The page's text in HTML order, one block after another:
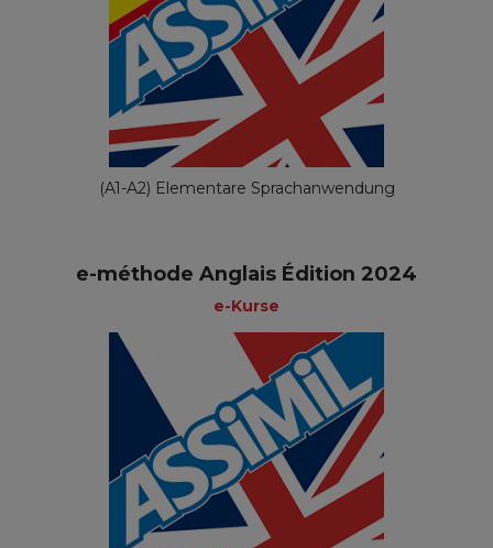
(A1-A2) Elementare Sprachanwendung
e-méthode Anglais Édition 2024
e-Kurse